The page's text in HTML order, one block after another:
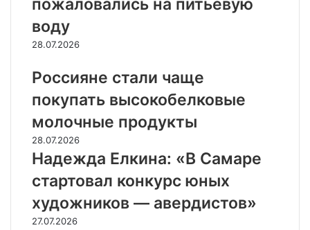
пожаловались на питьевую
воду
28.07.2026
Россияне стали чаще
покупать высокобелковые
молочные продукты
28.07.2026
Надежда Елкина: «В Самаре
стартовал конкурс юных
художников — авердистов»
27.07.2026